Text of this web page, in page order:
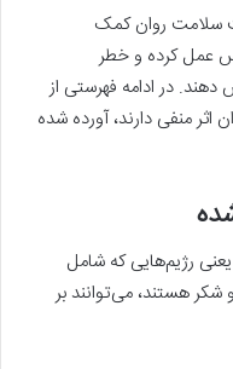
سلامت روان کمک
عمل کرده و خطر
دهند. در ادامه فهرستی از
اثر منفی دارند، آورده شده
رژیم‌هایی که شامل
هستند، می‌توانند بر